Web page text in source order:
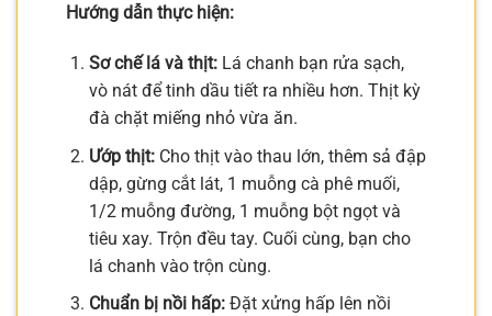
Hướng dẫn thực hiện:
Sơ chế lá và thịt:Lá chanh bạn rửa sạch,
vò nát để tinh dầu tiết ra nhiều hơn. Thịt kỳ
đà chặt miếng nhỏ vừa ăn.
Ướp thịt:Cho thịt vào thau lớn, thêm sả đập
dập, gừng cắt lát, 1 muỗng cà phê muối,
1/2 muỗng đường, 1 muỗng bột ngọt và
tiêu xay. Trộn đều tay. Cuối cùng, bạn cho
lá chanh vào trộn cùng.
Chuẩn bị nồi hấp:Đặt xửng hấp lên nồi